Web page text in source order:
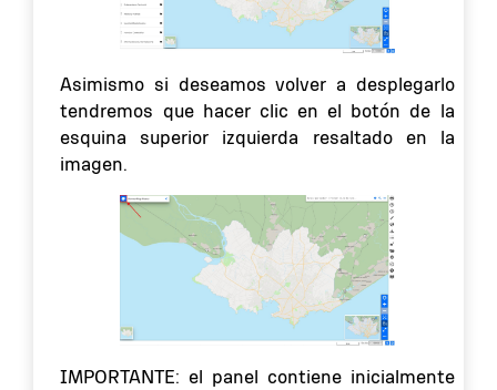
Asimismo si deseamos volver a desplegarlo
tendremos que hacer clic en el botón de la
esquina superior izquierda resaltado en la
imagen.
IMPORTANTE: el panel contiene inicialmente